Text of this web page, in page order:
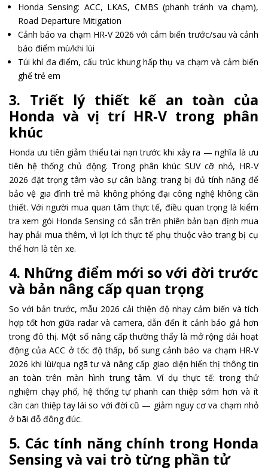
Honda Sensing: ACC, LKAS, CMBS (phanh tránh va chạm),
Road Departure Mitigation
Cảnh báo va chạm HR‑V 2026 với cảm biến trước/sau và cảnh
báo điểm mù/khi lùi
Túi khí đa điểm, cấu trúc khung hấp thụ va chạm và cảm biến
ghế trẻ em
3. Triết lý thiết kế an toàn của
Honda và vị trí HR‑V trong phân
khúc
Honda ưu tiên giảm thiểu tai nạn trước khi xảy ra — nghĩa là ưu
tiên hệ thống chủ động. Trong phân khúc SUV cỡ nhỏ, HR‑V
2026 đặt trọng tâm vào sự cân bằng: trang bị đủ tính năng để
bảo vệ gia đình trẻ mà không phóng đại công nghệ không cần
thiết. Với người mua quan tâm thực tế, điều quan trọng là kiểm
tra xem gói Honda Sensing có sẵn trên phiên bản bạn định mua
hay phải mua thêm, vì lợi ích thực tế phụ thuộc vào trang bị cụ
thể hơn là tên xe.
4. Những điểm mới so với đời trước
và bản nâng cấp quan trọng
So với bản trước, mẫu 2026 cải thiện độ nhạy cảm biến và tích
hợp tốt hơn giữa radar và camera, dẫn đến ít cảnh báo giả hơn
trong đô thị. Một số nâng cấp thường thấy là mở rộng dải hoạt
động của ACC ở tốc độ thấp, bổ sung cảnh báo va chạm HR‑V
2026 khi lùi/qua ngã tư và nâng cấp giao diện hiển thị thông tin
an toàn trên màn hình trung tâm. Ví dụ thực tế: trong thử
nghiệm chạy phố, hệ thống tự phanh can thiệp sớm hơn và ít
cần can thiệp tay lái so với đời cũ — giảm nguy cơ va chạm nhỏ
ở bãi đỗ đông đúc.
5. Các tính năng chính trong Honda
Sensing và vai trò từng phần tử